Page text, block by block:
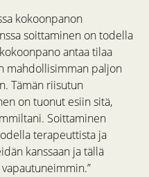
kokoonpanon
soittaminen on todella
antaa tilaa
mahdollisimman paljon
Tämän riisutun
on tuonut esiin sitä,
Soittaminen
terapeuttista ja
kanssaan ja tällä